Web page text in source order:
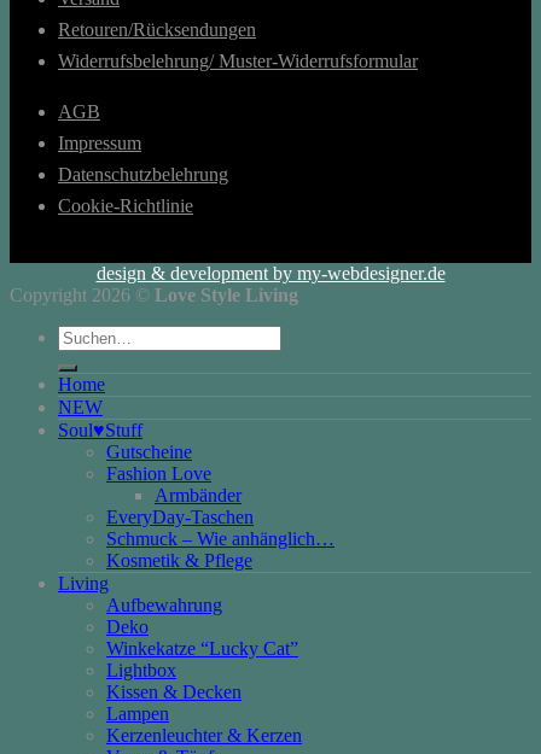
Retouren/Rücksendungen
Widerrufsbelehrung/ Muster-Widerrufsformular
AGB
Impressum
Datenschutzbelehrung
Cookie-Richtlinie
design & development by my-webdesigner.de
Copyright 2026 © Love Style Living
Suchen
nach:
Home
NEW
Soul♥Stuff
Gutscheine
Fashion Love
Armbänder
EveryDay-Taschen
Schmuck – Wie anhänglich…
Kosmetik & Pflege
Living
Aufbewahrung
Deko
Winkekatze “Lucky Cat”
Lightbox
Kissen & Decken
Lampen
Kerzenleuchter & Kerzen